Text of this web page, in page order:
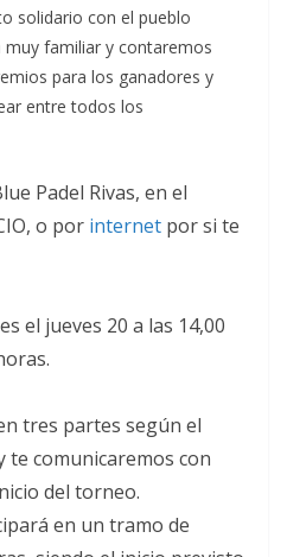
solidario con el pueblo
muy familiar y contaremos
para los ganadores y
entre todos los
Padel Rivas, en el
o por internet por si te
el jueves 20 a las 14,00
tres partes según el
te comunicaremos con
del torneo.
en un tramo de